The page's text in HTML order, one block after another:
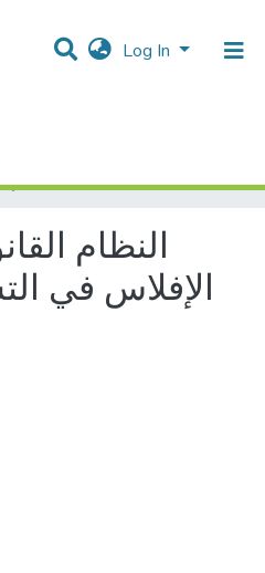
Log In
النظام القانوني لحكم شهر الإفلاس في التشريع الجزائري
النظام
الإفلاس في